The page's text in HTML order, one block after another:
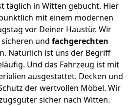
täglich in Witten gebucht. Hier
mit einem modernen
vor Deiner Haustür. Wir
und fachgerechten
Natürlich ist uns der Begriff
Und das Fahrzeug ist mit
ausgestattet. Decken und
der wertvollen Möbel. Wir
sicher nach Witten.